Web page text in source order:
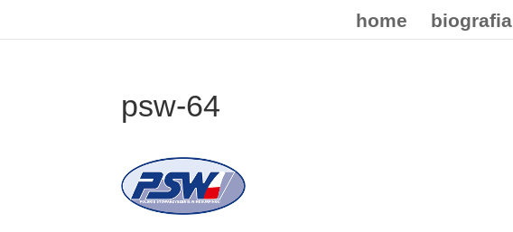
home biografia
psw-64